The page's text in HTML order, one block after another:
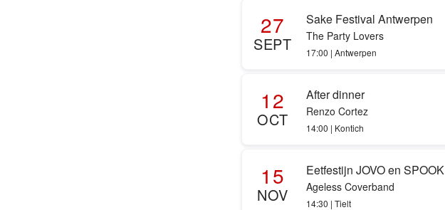
27
SEPT
Sake Festival Antwerpen
The Party Lovers
17:00 | Antwerpen
12
OCT
After dinner
Renzo Cortez
14:00 | Kontich
15
NOV
Eetfestijn JOVO en SPOOK
Ageless Coverband
14:30 | Tielt